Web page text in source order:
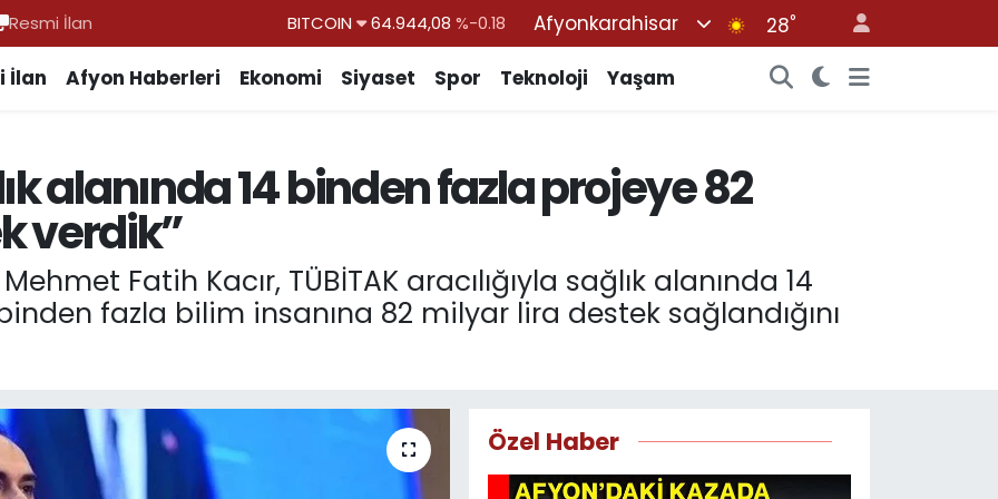
Resmi İlan DOLAR 47,7436%0.18
EURO
BİST100
13.779%-14
Afyonkarahisar 28°
İlan Afyon Haberleri Ekonomi Siyaset Spor Teknoloji Yaşam
alanında 14 binden fazla projeye 82
verdik”
Fatih Kacır, TÜBİTAK aracılığıyla sağlık alanında 14
fazla bilim insanına 82 milyar lira destek sağlandığını
Özel Haber